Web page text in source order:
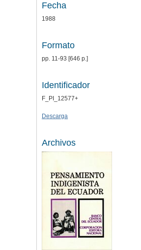
Fecha
1988
Formato
pp. 11-93 [646 p.]
Identificador
F_PI_12577+
Descarga
Archivos